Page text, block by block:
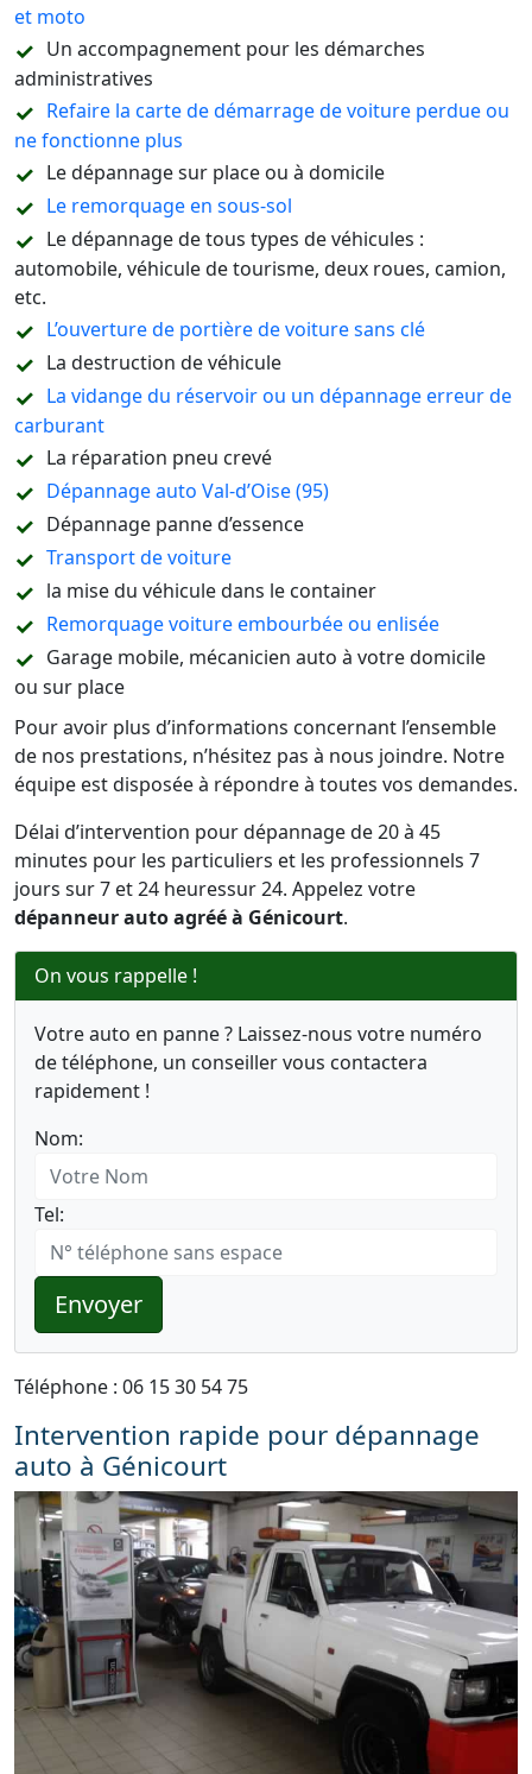
et moto
Un accompagnement pour les démarches
administratives
Refaire la carte de démarrage de voiture perdue ou
ne fonctionne plus
Le dépannage sur place ou à domicile
Le remorquage en sous-sol
Le dépannage de tous types de véhicules :
automobile, véhicule de tourisme, deux roues, camion,
etc.
L’ouverture de portière de voiture sans clé
La destruction de véhicule
La vidange du réservoir ou un dépannage erreur de
carburant
La réparation pneu crevé
Dépannage auto Val-d’Oise (95)
Dépannage panne d’essence
Transport de voiture
la mise du véhicule dans le container
Remorquage voiture embourbée ou enlisée
Garage mobile, mécanicien auto à votre domicile
ou sur place
Pour avoir plus d’informations concernant l’ensemble
de nos prestations, n’hésitez pas à nous joindre. Notre
équipe est disposée à répondre à toutes vos demandes.
Délai d’intervention pour dépannage de 20 à 45
minutes pour les particuliers et les professionnels 7
jours sur 7 et 24 heuressur 24. Appelez votre
dépanneur auto agréé à Génicourt.
On vous rappelle !
Votre auto en panne ? Laissez-nous votre numéro
de téléphone, un conseiller vous contactera
rapidement !
Nom:
Tel:
Envoyer
Téléphone : 06 15 30 54 75
Intervention rapide pour dépannage
auto à Génicourt